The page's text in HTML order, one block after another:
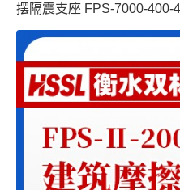
摆隔震支座 FPS-7000-400-